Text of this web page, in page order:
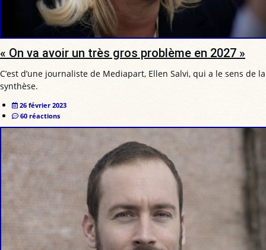
« On va avoir un très gros problème en 2027 »
C’est d’une journaliste de Mediapart, Ellen Salvi, qui a le sens de la
synthèse.
26 février 2023
60 réactions